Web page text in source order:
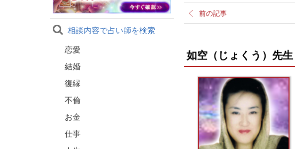
相談内容で占い師を検索
恋愛
結婚
復縁
不倫
お金
仕事
前の記事
如空（じょくう）先生